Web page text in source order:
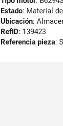
Estado: Material
Ubicación:
RefID: 139423
Referencia pieza: